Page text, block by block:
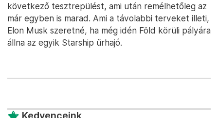
következő tesztrepülést, ami után remélhetőleg az
már egyben is marad. Ami a távolabbi terveket illeti,
Elon Musk szeretné, ha még idén Föld körüli pályára
állna az egyik Starship űrhajó.